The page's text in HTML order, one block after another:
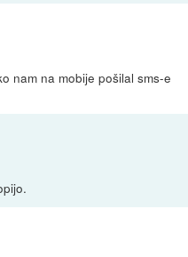
nam na mobije pošilal sms-e